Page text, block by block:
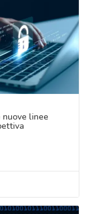
nuove linee